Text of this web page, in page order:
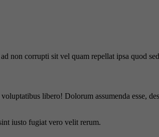
non corrupti sit vel quam repellat ipsa quod
libero! Dolorum assumenda esse,
iusto fugiat vero velit rerum.